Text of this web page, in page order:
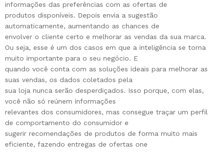
informações das preferências com as ofertas de
produtos disponíveis. Depois envia a sugestão
automaticamente, aumentando as chances de
envolver o cliente certo e melhorar as vendas da sua marca.
Ou seja, esse é um dos casos em que a inteligência se torna
muito importante para o seu negócio. E
quando você conta com as soluções ideais para melhorar as
suas vendas, os dados coletados pela
sua loja nunca serão desperdiçados. Isso porque, com elas,
você não só reúnem informações
relevantes dos consumidores, mas consegue traçar um perfil
de comportamento do consumidor e
sugerir recomendações de produtos de forma muito mais
eficiente, fazendo entregas de ofertas one